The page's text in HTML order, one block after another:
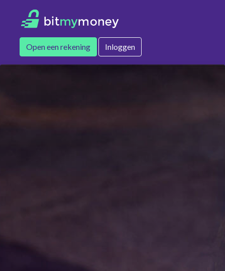
Open een rekening Inloggen